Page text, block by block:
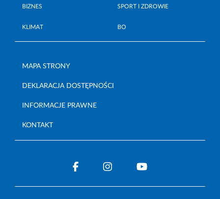
BIZNES SPORT I ZDROWIE
KLIMAT BO
MAPA STRONY
DEKLARACJA DOSTĘPNOŚCI
INFORMACJE PRAWNE
KONTAKT